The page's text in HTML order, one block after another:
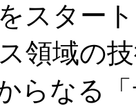
スター
領域の
らなる